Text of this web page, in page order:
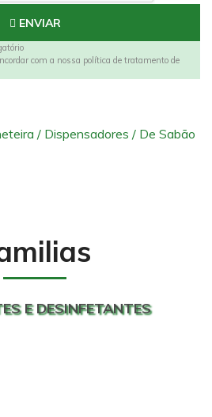
ENVIAR
com a nossa política de tratamento de
/ Dispensadores / De Sabão
E DESINFETANTES